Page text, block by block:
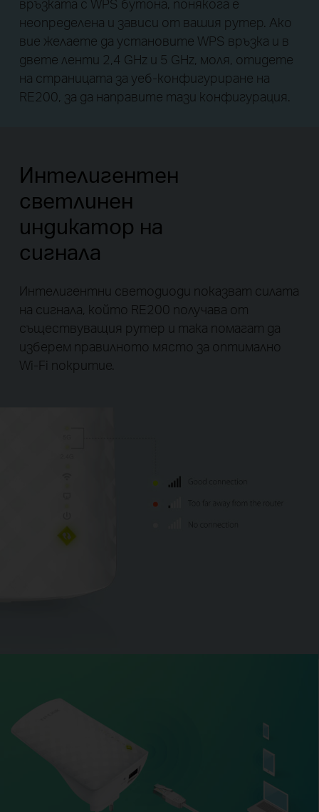
връзката с WPS бутона, понякога е
неопределена и зависи от вашия рутер. Ако
вие желаете да установите WPS връзка и в
двете ленти 2,4 GHz и 5 GHz, моля, отидете
на страницата за уеб-конфигуриране на
RE200, за да направите тази конфигурация.
Интелигентен
светлинен
индикатор на
сигнала
Интелигентни светодиоди показват силата
на сигнала, който RE200 получава от
съществуващия рутер и така помагат да
изберем правилното място за оптимално
Wi-Fi покритие.